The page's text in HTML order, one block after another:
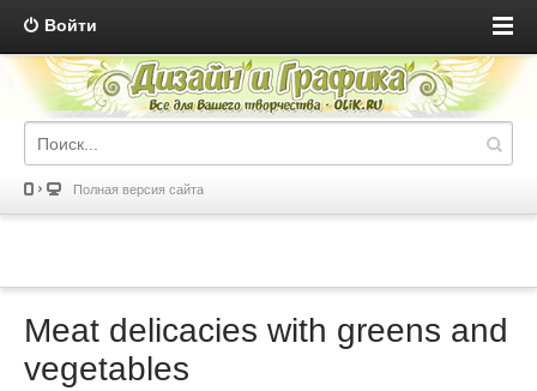
Войти
Полная версия сайта
Meat delicacies with greens and
vegetables